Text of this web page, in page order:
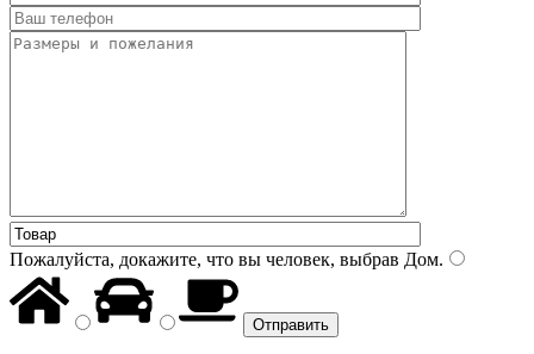
Пожалуйста, докажите, что вы человек, выбрав Дом.